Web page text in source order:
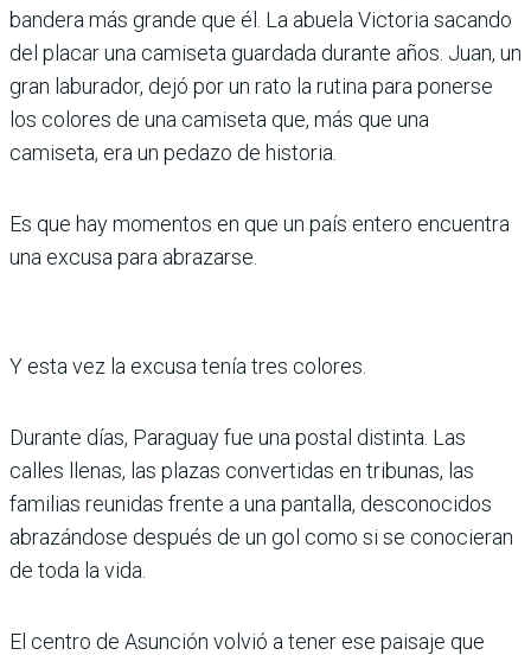
bandera más grande que él. La abuela Victoria sacando
del placar una camiseta guardada durante años. Juan, un
gran laburador, dejó por un rato la rutina para ponerse
los colores de una camiseta que, más que una
camiseta, era un pedazo de historia.
Es que hay momentos en que un país entero encuentra
una excusa para abrazarse.
Y esta vez la excusa tenía tres colores.
Durante días, Paraguay fue una postal distinta. Las
calles llenas, las plazas convertidas en tribunas, las
familias reunidas frente a una pantalla, desconocidos
abrazándose después de un gol como si se conocieran
de toda la vida.
El centro de Asunción volvió a tener ese paisaje que